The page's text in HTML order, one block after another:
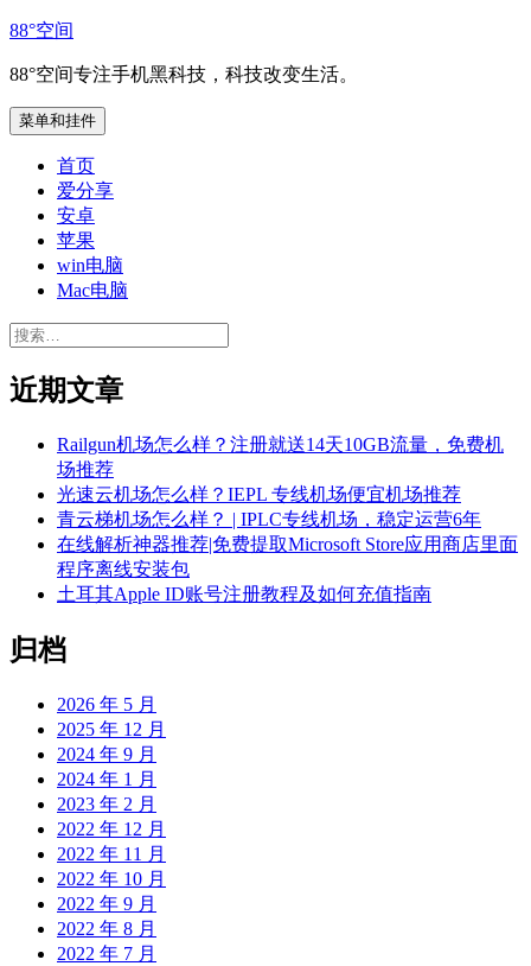
跳
内
容
88°空间
88°空间专注手机黑科技，科技改变生活。
菜单和挂件
首页
爱分享
安卓
苹果
win电脑
Mac电脑
搜
近期文章
Railgun机场怎么样？注册就送14天10GB流量，免费机
场推荐
光速云机场怎么样？IEPL 专线机场便宜机场推荐
青云梯机场怎么样？ | IPLC专线机场，稳定运营6年
在线解析神器推荐|免费提取Microsoft Store应用商店里面
程序离线安装包
土耳其Apple ID账号注册教程及如何充值指南
归档
2026 年 5 月
2025 年 12 月
2024 年 9 月
2024 年 1 月
2023 年 2 月
2022 年 12 月
2022 年 11 月
2022 年 10 月
2022 年 9 月
2022 年 8 月
2022 年 7 月